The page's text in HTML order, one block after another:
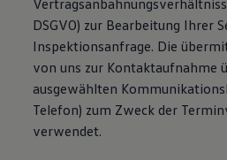
DSGVO) zur Bearbeitung Ihrer
Inspektionsanfrage. Die
von uns zur Kontaktaufnahme
ausgewählten
Telefon) zum Zweck der
verwendet.